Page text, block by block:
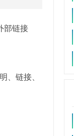
部链接
、链接、